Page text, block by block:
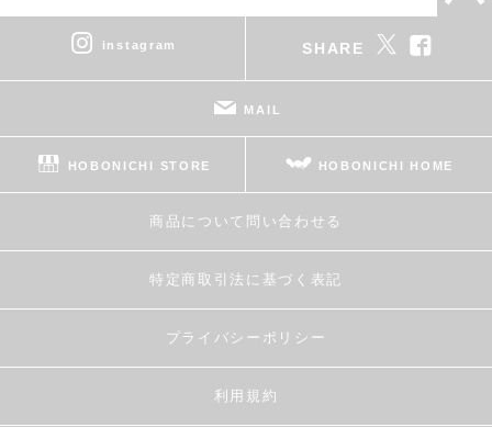
instagram SHARE
MAIL
HOBONICHI STORE HOBONICHI HOME
商品について問い合わせる
特定商取引法に基づく表記
プライバシーポリシー
利用規約